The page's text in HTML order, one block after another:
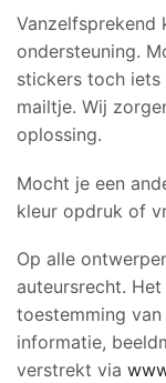
Vanzelfsprekend
ondersteuning.
stickers toch iets
mailtje. Wij
oplossing.
Mocht je een
kleur opdruk of
Op alle
auteursrecht.
toestemming
informatie,
verstrekt via